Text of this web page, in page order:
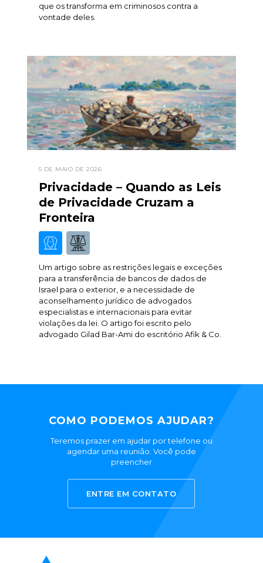
que os transforma em criminosos contra a
vontade deles.
5 DE MAIO DE 2026
Privacidade – Quando as Leis
de Privacidade Cruzam a
Fronteira
Um artigo sobre as restrições legais e exceções
para a transferência de bancos de dados de
Israel para o exterior, e a necessidade de
aconselhamento jurídico de advogados
especialistas e internacionais para evitar
violações da lei. O artigo foi escrito pelo
advogado Gilad Bar-Ami do escritório Afik & Co.
COMO PODEMOS AJUDAR?
Teremos prazer em ajudar por telefone ou
agendar uma reunião. Você pode
preencher
ENTRE EM CONTATO